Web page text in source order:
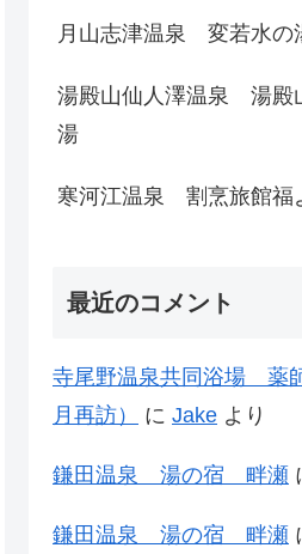
月山志津温泉 変若水の
湯殿山仙人澤温泉 湯
湯
寒河江温泉 割烹旅館福
最近のコメント
寺尾野温泉共同浴場 薬
月再訪）
に Jake より
鎌田温泉 湯の宿 畔瀬
鎌田温泉 湯の宿 畔瀬